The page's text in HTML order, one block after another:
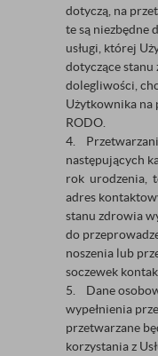
dotyczą, na
te są niezbędne
usługi, której
dotyczące stanu
dolegliwości,
Użytkownika na
RODO.
4.
następujących
rok urodzenia,
adres
stanu zdrowia
do
noszenia lub
soczewek
5. Dane
wypełnienia
przetwarzane
korzystania z